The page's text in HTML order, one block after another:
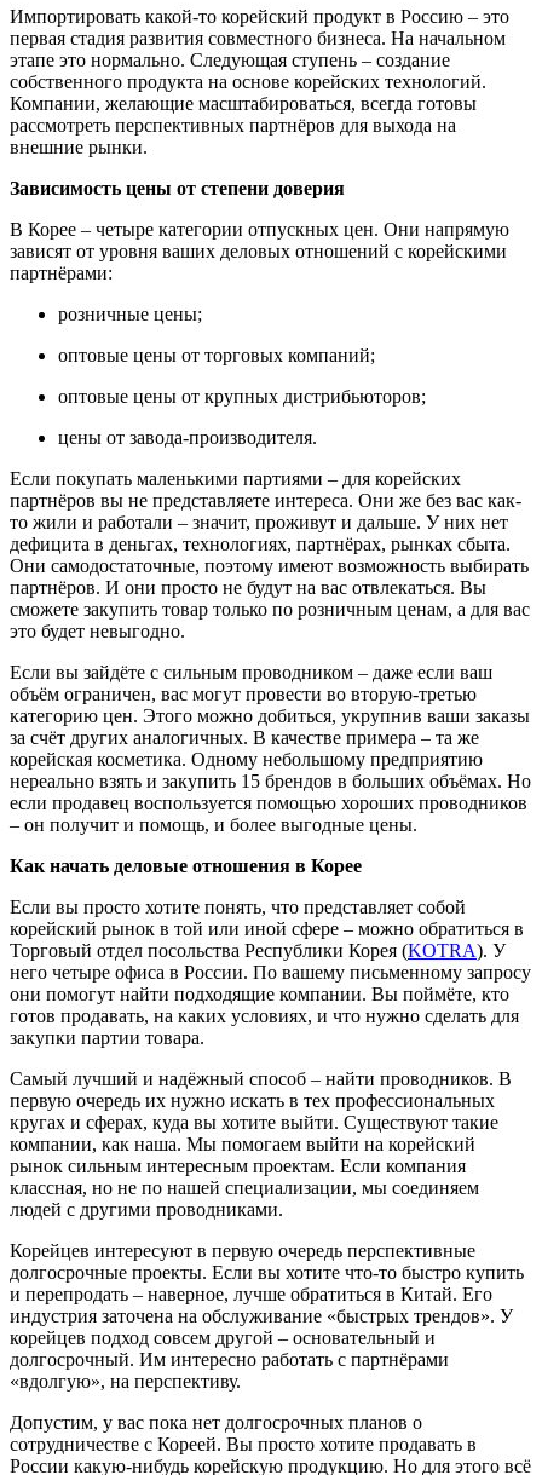
Импортировать какой-то корейский продукт в Россию – это
первая стадия развития совместного бизнеса. На начальном
этапе это нормально. Следующая ступень – создание
собственного продукта на основе корейских технологий.
Компании, желающие масштабироваться, всегда готовы
рассмотреть перспективных партнёров для выхода на
внешние рынки.
Зависимость цены от степени доверия
В Корее – четыре категории отпускных цен. Они напрямую
зависят от уровня ваших деловых отношений с корейскими
партнёрами:
розничные цены;
оптовые цены от торговых компаний;
оптовые цены от крупных дистрибьюторов;
цены от завода-производителя.
Если покупать маленькими партиями – для корейских
партнёров вы не представляете интереса. Они же без вас как-
то жили и работали – значит, проживут и дальше. У них нет
дефицита в деньгах, технологиях, партнёрах, рынках сбыта.
Они самодостаточные, поэтому имеют возможность выбирать
партнёров. И они просто не будут на вас отвлекаться. Вы
сможете закупить товар только по розничным ценам, а для вас
это будет невыгодно.
Если вы зайдёте с сильным проводником – даже если ваш
объём ограничен, вас могут провести во вторую-третью
категорию цен. Этого можно добиться, укрупнив ваши заказы
за счёт других аналогичных. В качестве примера – та же
корейская косметика. Одному небольшому предприятию
нереально взять и закупить 15 брендов в больших объёмах. Но
если продавец воспользуется помощью хороших проводников
– он получит и помощь, и более выгодные цены.
Как начать деловые отношения в Корее
Если вы просто хотите понять, что представляет собой
корейский рынок в той или иной сфере – можно обратиться в
Торговый отдел посольства Республики Корея (KOTRA). У
него четыре офиса в России. По вашему письменному запросу
они помогут найти подходящие компании. Вы поймёте, кто
готов продавать, на каких условиях, и что нужно сделать для
закупки партии товара.
Самый лучший и надёжный способ – найти проводников. В
первую очередь их нужно искать в тех профессиональных
кругах и сферах, куда вы хотите выйти. Существуют такие
компании, как наша. Мы помогаем выйти на корейский
рынок сильным интересным проектам. Если компания
классная, но не по нашей специализации, мы соединяем
людей с другими проводниками.
Корейцев интересуют в первую очередь перспективные
долгосрочные проекты. Если вы хотите что-то быстро купить
и перепродать – наверное, лучше обратиться в Китай. Его
индустрия заточена на обслуживание «быстрых трендов». У
корейцев подход совсем другой – основательный и
долгосрочный. Им интересно работать с партнёрами
«вдолгую», на перспективу.
Допустим, у вас пока нет долгосрочных планов о
сотрудничестве с Кореей. Вы просто хотите продавать в
России какую-нибудь корейскую продукцию. Но для этого всё